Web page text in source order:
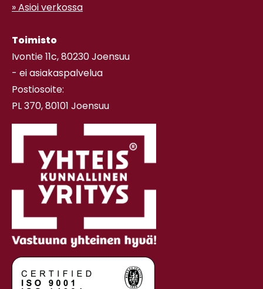
» Asioi verkossa
Toimisto
Ivontie 11c, 80230 Joensuu
- ei asiakaspalvelua
Postiosoite:
PL 370, 80101 Joensuu